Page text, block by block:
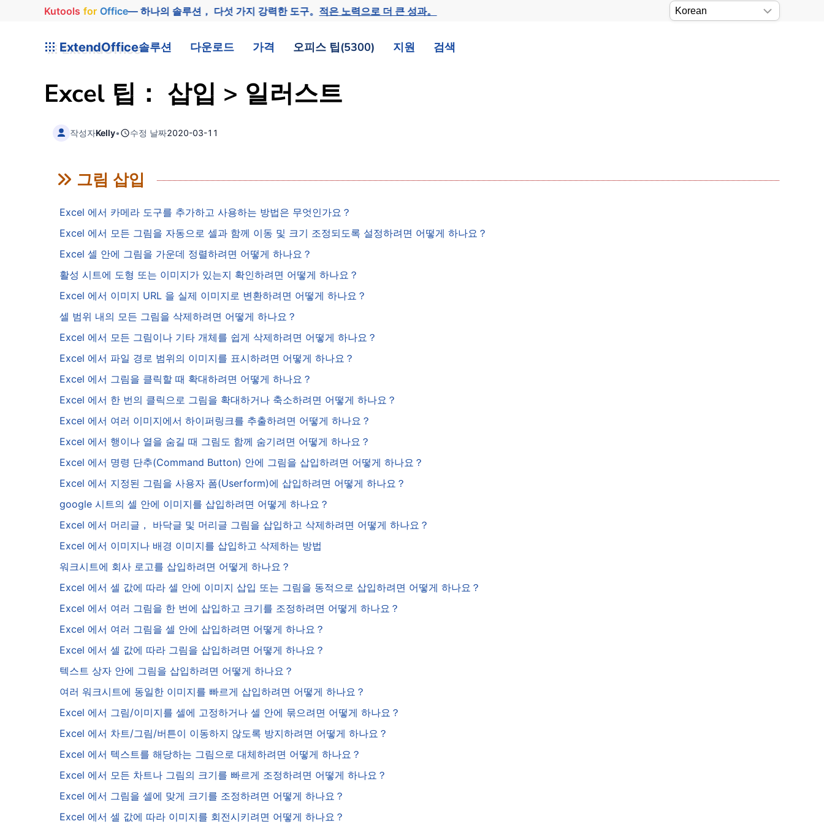
Kutools for Office— 하나의 솔루션， 다섯 가지 강력한 도구。적은 노력으로 더 큰 성과。
ExtendOffice솔루션 다운로드 가격 오피스 팁(5300) 지원 검색
Excel 팁： 삽입 > 일러스트
작성자Kelly• 수정 날짜2020-03-11
그림 삽입
Excel 에서 카메라 도구를 추가하고 사용하는 방법은 무엇인가요？
Excel 에서 모든 그림을 자동으로 셀과 함께 이동 및 크기 조정되도록 설정하려면 어떻게 하나요？
Excel 셀 안에 그림을 가운데 정렬하려면 어떻게 하나요？
활성 시트에 도형 또는 이미지가 있는지 확인하려면 어떻게 하나요？
Excel 에서 이미지 URL 을 실제 이미지로 변환하려면 어떻게 하나요？
셀 범위 내의 모든 그림을 삭제하려면 어떻게 하나요？
Excel 에서 모든 그림이나 기타 개체를 쉽게 삭제하려면 어떻게 하나요？
Excel 에서 파일 경로 범위의 이미지를 표시하려면 어떻게 하나요？
Excel 에서 그림을 클릭할 때 확대하려면 어떻게 하나요？
Excel 에서 한 번의 클릭으로 그림을 확대하거나 축소하려면 어떻게 하나요？
Excel 에서 여러 이미지에서 하이퍼링크를 추출하려면 어떻게 하나요？
Excel 에서 행이나 열을 숨길 때 그림도 함께 숨기려면 어떻게 하나요？
Excel 에서 명령 단추(Command Button) 안에 그림을 삽입하려면 어떻게 하나요？
Excel 에서 지정된 그림을 사용자 폼(Userform)에 삽입하려면 어떻게 하나요？
google 시트의 셀 안에 이미지를 삽입하려면 어떻게 하나요？
Excel 에서 머리글， 바닥글 및 머리글 그림을 삽입하고 삭제하려면 어떻게 하나요？
Excel 에서 이미지나 배경 이미지를 삽입하고 삭제하는 방법
워크시트에 회사 로고를 삽입하려면 어떻게 하나요？
Excel 에서 셀 값에 따라 셀 안에 이미지 삽입 또는 그림을 동적으로 삽입하려면 어떻게 하나요？
Excel 에서 여러 그림을 한 번에 삽입하고 크기를 조정하려면 어떻게 하나요？
Excel 에서 여러 그림을 셀 안에 삽입하려면 어떻게 하나요？
Excel 에서 셀 값에 따라 그림을 삽입하려면 어떻게 하나요？
텍스트 상자 안에 그림을 삽입하려면 어떻게 하나요？
여러 워크시트에 동일한 이미지를 빠르게 삽입하려면 어떻게 하나요？
Excel 에서 그림/이미지를 셀에 고정하거나 셀 안에 묶으려면 어떻게 하나요？
Excel 에서 차트/그림/버튼이 이동하지 않도록 방지하려면 어떻게 하나요？
Excel 에서 텍스트를 해당하는 그림으로 대체하려면 어떻게 하나요？
Excel 에서 모든 차트나 그림의 크기를 빠르게 조정하려면 어떻게 하나요？
Excel 에서 그림을 셀에 맞게 크기를 조정하려면 어떻게 하나요？
Excel 에서 셀 값에 따라 이미지를 회전시키려면 어떻게 하나요？